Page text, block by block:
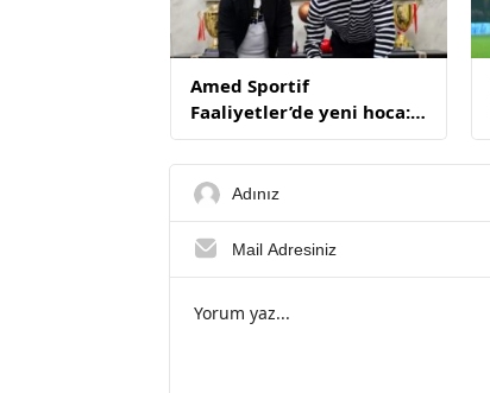
Amed Sportif
Faaliyetler’de yeni hoca:
Servet Çetin